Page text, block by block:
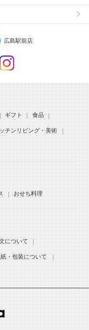
広島駅前店
ギフト 食品
チンリビング・美術
おせち料理
について
・包装について